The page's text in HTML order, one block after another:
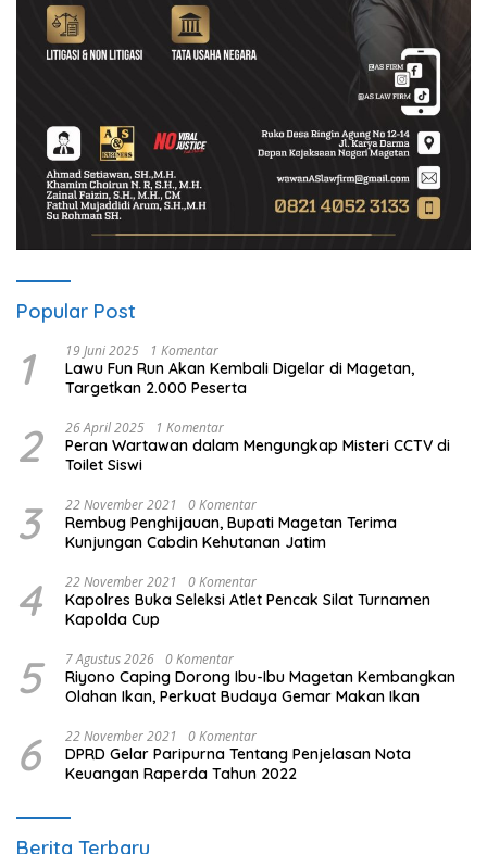
Popular Post
1 19 Juni 2025 1 Komentar
Lawu Fun Run Akan Kembali Digelar di Magetan,
Targetkan 2.000 Peserta
2 26 April 2025 1 Komentar
Peran Wartawan dalam Mengungkap Misteri CCTV di
Toilet Siswi
3 22 November 2021 0 Komentar
Rembug Penghijauan, Bupati Magetan Terima
Kunjungan Cabdin Kehutanan Jatim
4 22 November 2021 0 Komentar
Kapolres Buka Seleksi Atlet Pencak Silat Turnamen
Kapolda Cup
5 7 Agustus 2026 0 Komentar
Riyono Caping Dorong Ibu-Ibu Magetan Kembangkan
Olahan Ikan, Perkuat Budaya Gemar Makan Ikan
6 22 November 2021 0 Komentar
DPRD Gelar Paripurna Tentang Penjelasan Nota
Keuangan Raperda Tahun 2022
Berita Terbaru